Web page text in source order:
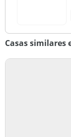
Casas similares